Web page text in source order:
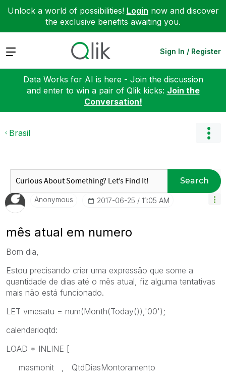
Unlock a world of possibilities! Login now and discover
the exclusive benefits awaiting you.
Expand Sign In / Register
Data Works for AI is here - Join the discussion
and enter to win a pair of Qlik kicks: Join the
Conversation!
Brasil
Search
Anonymous ‎2017-06-25 11:05 AM
mês atual em numero
Bom dia,
Estou precisando criar uma expressão que some a
quantidade de dias até o mês atual, fiz alguma tentativas
mais não está funcionado.
LET vmesatu = num(Month(Today()),'00');
calendarioqtd:
LOAD * INLINE [
mesmonit , QtdDiasMontoramento